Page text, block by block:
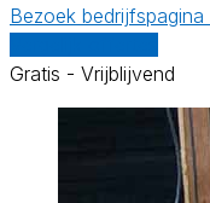
Bezoek bedrijfspagina
Gratis - Vrijblijvend